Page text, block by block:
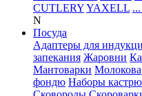
CUTLERYYAXELL
N
Посуда
Адаптеры для
запекания Жаровни
Мантоварки
фондю Наборы